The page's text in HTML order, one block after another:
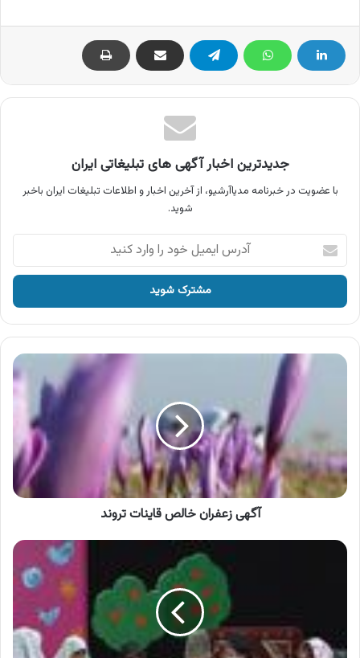
جدیدترین اخبار آگهی های تبلیغاتی ایران
با عضویت در خبرنامه مدیاآرشیو، از آخرین اخبار و اطلاعات تبلیغات ایران باخبر
شوید.
آدرس
ایمیل
خود
وارد
کنید
آگهی
تروند
آگهی زعفران خالص قاینات تروند
آگهی